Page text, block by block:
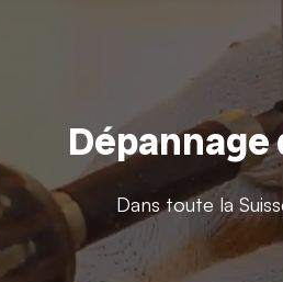
Dans toute la